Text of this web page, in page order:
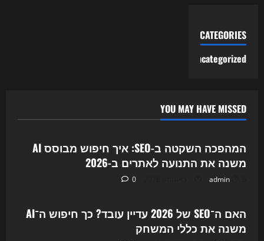
CATEGORIES
Uncategorized
YOU MAY HAVE MISSED
Uncategorized
המהפכה השקטה ב-SEO: איך חיפוש מבוסס AI
משנה את התנועה לאתרים ב-2026
admin
0 Uncategorized
האם ה־SEO של 2026 עדיין עובד? כך חיפוש ה־AI
משנה את כללי המשחק